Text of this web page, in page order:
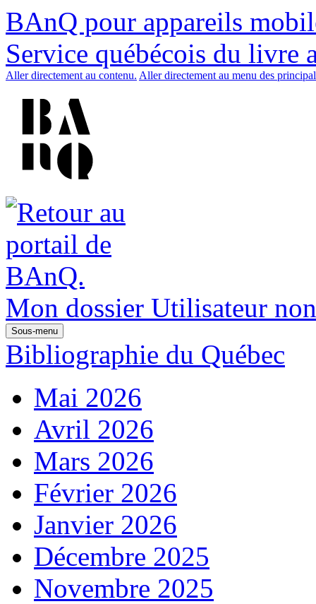
BAnQ pour appareils
Service québécois du livre
Aller directement au contenu. Aller directement au menu des
Mon dossier Utilisateur
Sous-menu
Bibliographie du Québec
Mai 2026
Avril 2026
Mars 2026
Février 2026
Janvier 2026
Décembre 2025
Novembre 2025